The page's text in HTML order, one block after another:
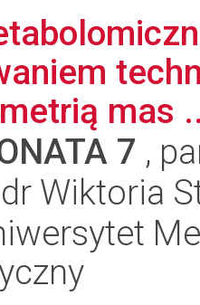
mas
7 ,
Wiktoria